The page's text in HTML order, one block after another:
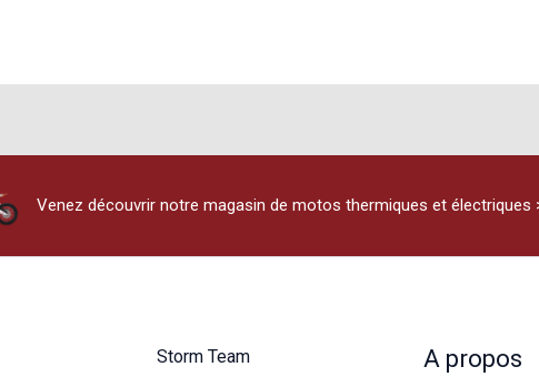
Venez découvrir notre magasin de motos thermiques et électriques
Storm Team A propos